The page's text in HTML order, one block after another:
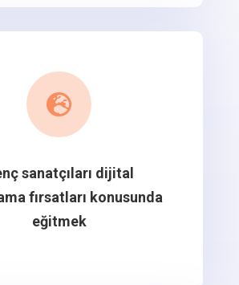

sanatçıları dijital
fırsatları konusunda
eğitmek